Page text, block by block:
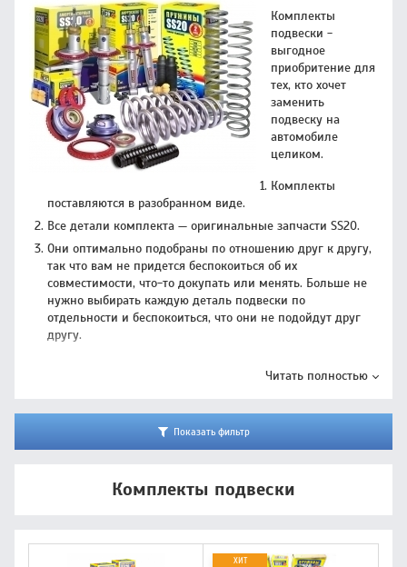
Комплекты
подвески -
выгодное
приобритение для
тех, кто хочет
заменить
подвеску на
автомобиле
целиком.
Комплекты
поставляются в разобранном виде.
Все детали комплекта — оригинальные запчасти SS20.
Они оптимально подобраны по отношению друг к другу,
так что вам не придется беспокоиться об их
совместимости, что-то докупать или менять. Больше не
нужно выбирать каждую деталь подвески по
отдельности и беспокоиться, что они не подойдут друг
другу.
Читать полностью
Показать фильтр
Комплекты подвески
ХИТ